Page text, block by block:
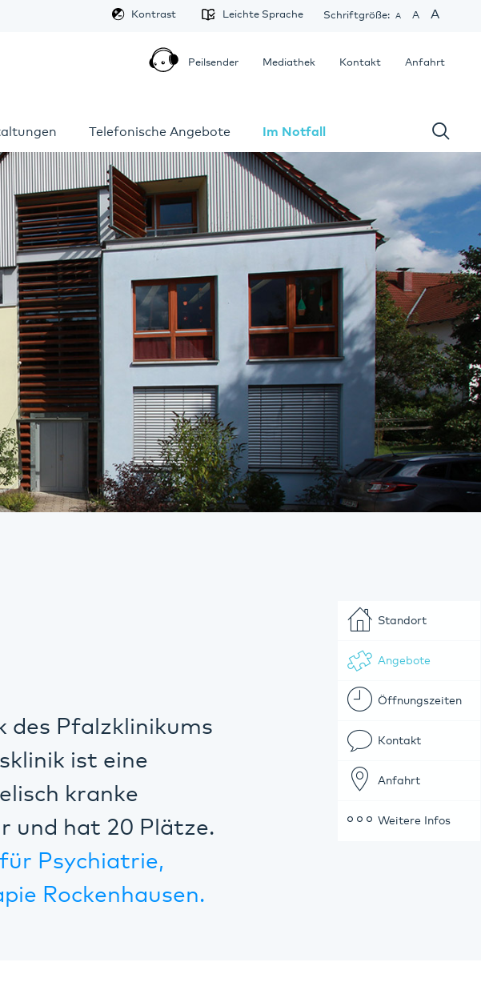
Telefonische Angebote Im Notfall
Schriftgröße: A A A
Leichte Sprache
Kontrast
Anfahrt
Kontakt
Mediathek
Peilsender
Standort
Angebote
Öffnungszeiten
Kontakt
Anfahrt
Weitere Infos
des Pfalzklinikums
ist eine
kranke
und hat 20 Plätze.
Psychiatrie,
Rockenhausen.